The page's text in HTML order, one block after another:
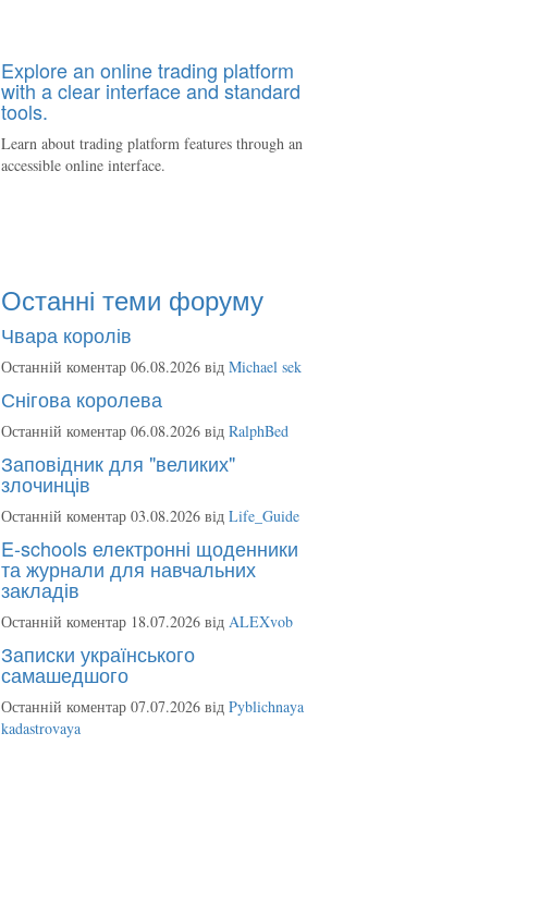
Explore an online trading platform
with a clear interface and standard
tools.
Learn about trading platform features through an
accessible online interface.
Останні теми форуму
Чвара королів
Останній коментар 06.08.2026 від Michael sek
Снігова королева
Останній коментар 06.08.2026 від RalphBed
Заповідник для "великих"
злочинців
Останній коментар 03.08.2026 від Life_Guide
E-schools електронні щоденники
та журнали для навчальних
закладів
Останній коментар 18.07.2026 від ALEXvob
Записки українського
самашедшого
Останній коментар 07.07.2026 від Pyblichnaya
kadastrovaya